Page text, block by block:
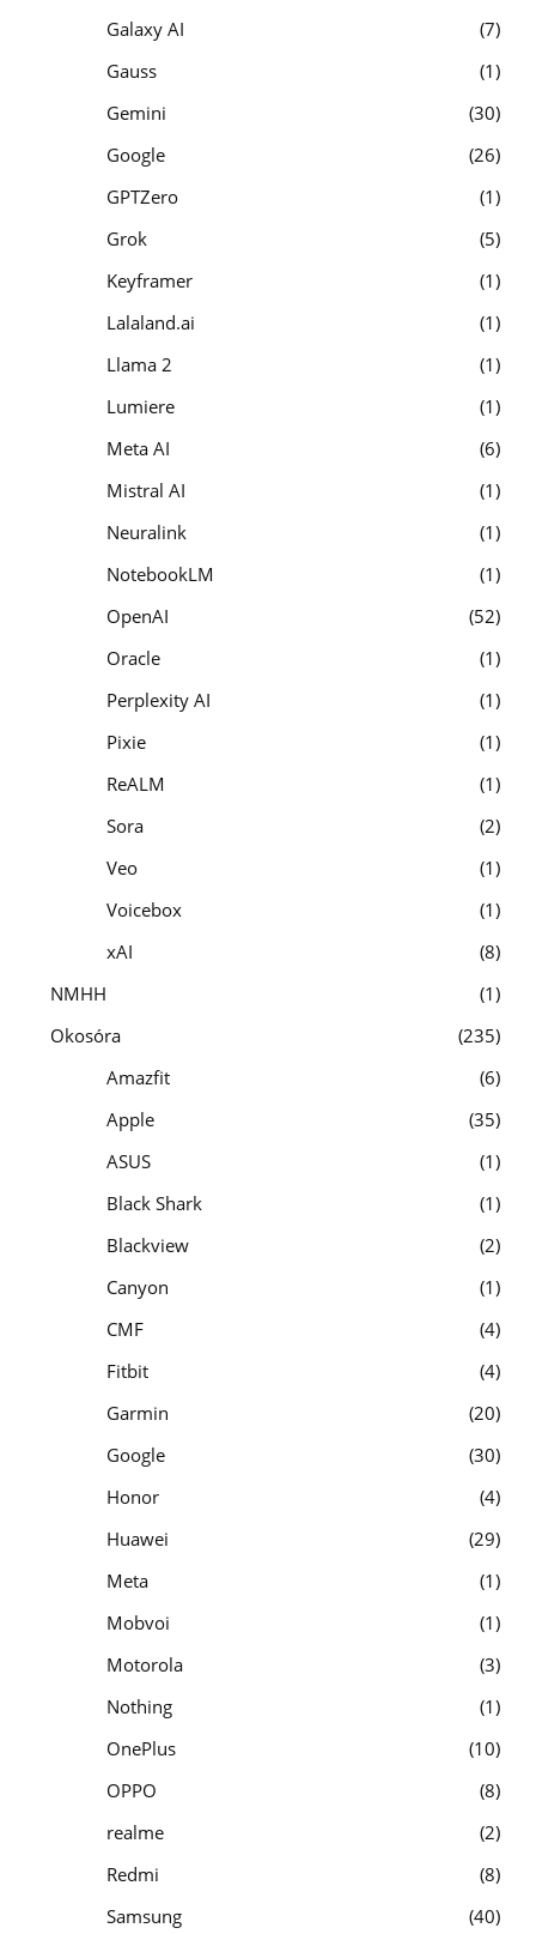
Galaxy AI
7
Gauss
1
Gemini
30
Google
26
GPTZero
1
Grok
5
Keyframer
1
Lalaland.ai
1
Llama 2
1
Lumiere
1
Meta AI
6
Mistral AI
1
Neuralink
1
NotebookLM
1
OpenAI
52
Oracle
1
Perplexity AI
1
Pixie
1
ReALM
1
Sora
2
Veo
1
Voicebox
1
xAI
8
NMHH
1
Okosóra
235
Amazfit
6
Apple
35
ASUS
1
Black Shark
1
Blackview
2
Canyon
1
CMF
4
Fitbit
4
Garmin
20
Google
30
Honor
4
Huawei
29
Meta
1
Mobvoi
1
Motorola
3
Nothing
1
OnePlus
10
OPPO
8
realme
2
Redmi
8
Samsung
40